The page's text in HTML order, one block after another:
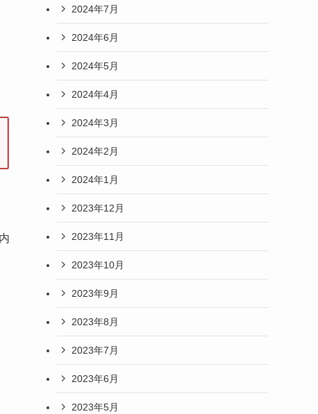
2024年7月
2024年6月
2024年5月
2024年4月
2024年3月
2024年2月
2024年1月
2023年12月
2023年11月
2023年10月
2023年9月
2023年8月
2023年7月
2023年6月
2023年5月